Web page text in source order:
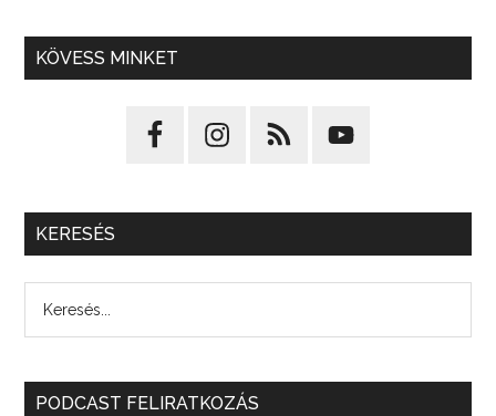
KÖVESS MINKET
KERESÉS
PODCAST FELIRATKOZÁS